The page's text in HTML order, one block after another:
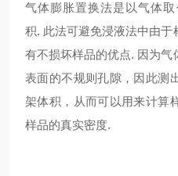
气体膨胀置换法是以气体
积. 此法可避免浸液法中由
有不损坏样品的优点. 因为
表面的不规则孔隙，因此测
架体积，从而可以用来计算
样品的真实密度.